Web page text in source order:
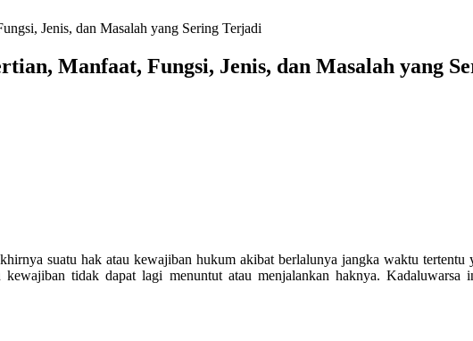
Jenis, dan Masalah yang Sering Terjadi
Manfaat, Fungsi, Jenis, dan Masalah yang
suatu hak atau kewajiban hukum akibat berlalunya jangka waktu tertentu
tidak dapat lagi menuntut atau menjalankan haknya. Kadaluwarsa